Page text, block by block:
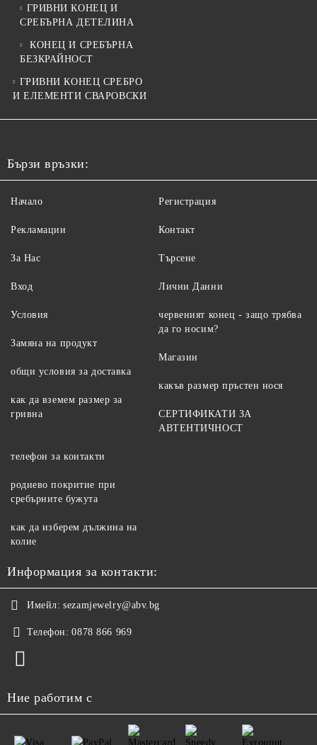
ГРИВНИ КОНЕЦ И
СРЕБЪРНА ДЕТЕЛИНА
КОНЕЦ И СРЕБЪРНА
БЕЗКРАЙНОСТ
ГРИВНИ КОНЕЦ СРЕБРО
И ЕЛЕМЕНТИ СВАРОВСКИ
Бързи връзки:
Начало
Рекламации
За Нас
Вход
Регистрация
Контакт
Търсене
Лични Данни
Условия
Замяна на продукт
общи условия за доставка
как да вземем размер за
гривна
червеният конец - защо трябва
да го носим?
Магазин
какъв размер пръстен нося
СЕРТИФИКАТИ ЗА
АВТЕНТИЧНОСТ
телефон за контакти
родиево покритие при
сребърните бужута
как да изберем дължина на
колие
Информация за контакти:
Имейл: sezamjewelry@abv.bg
Телефон: 0878 866 969
Ние работим с